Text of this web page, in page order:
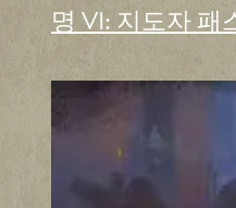
인
정
보
보
정
명 VI: 지도자 패